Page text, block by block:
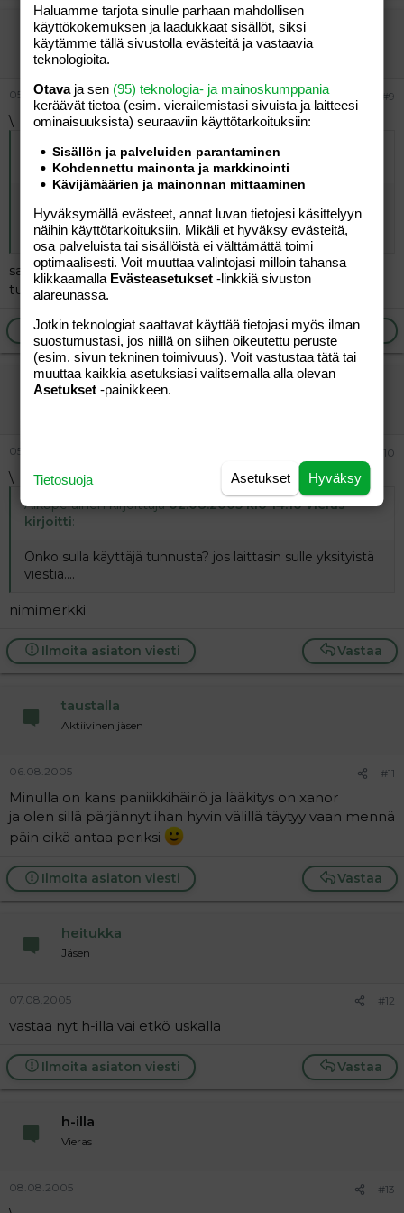
masentunut ä
Vieras
05.08.2005 #9
\
Alkuperäinen kirjoittaja02.08.2005 klo 12:43 äiti
kirjoitti:
missä yhteydessä niitä ilmaantuu ja miten ja millaisia
ovat jne jne???
saa toki kysyä rinnasta ahdistaa. hapenpuutteen
tuntemista, vapinaa, kamalaa oloa!
Vastaa
Ilmoita asiaton viesti
h-illa
05.08.2005 #10
\
Alkuperäinen kirjoittaja02.08.2005 klo 14:16 Vieras
kirjoitti:
Onko sulla käyttäjä tunnusta? jos laittasin sulle yksityistä
viestiä....
nimimerkki
Vastaa
Ilmoita asiaton viesti
taustalla
Aktiivinen jäsen
06.08.2005 #11
Minulla on kans paniikkihäiriö ja lääkitys on xanor
ja olen sillä pärjännyt ihan hyvin välillä täytyy vaan mennä
päin eikä antaa periksi
Vastaa
Ilmoita asiaton viesti
heitukka
Jäsen
07.08.2005 #12
vastaa nyt h-illa vai etkö uskalla
Vastaa
Ilmoita asiaton viesti
h-illa
Vieras
08.08.2005 #13
Haluamme tarjota sinulle parhaan mahdollisen
käyttökokemuksen ja laadukkaat sisällöt, siksi
käytämme tällä sivustolla evästeitä ja vastaavia
teknologioita.
Otavaja sen (95) teknologia- ja mainoskumppania
keräävät tietoa (esim. vierailemis­tasi sivuista ja laitteesi
ominaisuuk­sista) seuraaviin käyttötarkoituksiin:
Sisällön ja palveluiden parantaminen
Kohdennettu mainonta ja markkinointi
Kävijämäärien ja mainonnan mittaaminen
Hyväksymällä evästeet, annat luvan tietojesi käsittelyyn
näihin käyttötarkoituksiin. Mikäli et hyväksy evästeitä,
osa palveluista tai sisällöistä ei välttämättä toimi
optimaalisesti. Voit muuttaa valintojasi milloin tahansa
klikkaamalla Evästeasetukset -linkkiä sivuston
alareunassa.
Jotkin teknologiat saattavat käyttää tietojasi myös ilman
suostumustasi, jos niillä on siihen oikeutettu peruste
(esim. sivun tekninen toimivuus). Voit vastustaa tätä tai
muuttaa kaikkia asetuksiasi valitsemalla alla olevan
Asetukset -painikkeen.
Hyväksy
Asetukset
Tietosuoja